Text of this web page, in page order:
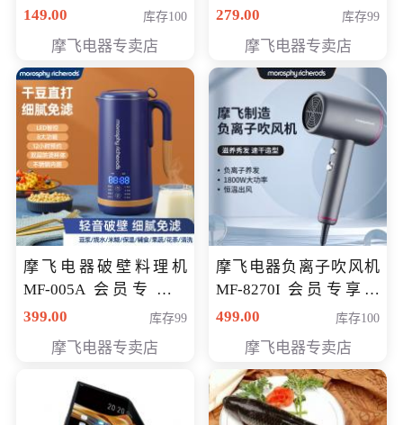
98元
149.00 库存100
摩飞电器专卖店
热按摩围脖） 会员专享
279.00 库存99
摩飞电器专卖店
摩飞电器破壁料理机
MF-005A 会员专享价
198元
399.00 库存99
摩飞电器专卖店
摩飞电器负离子吹风机
MF-8270I 会员专享价
369元
499.00 库存100
摩飞电器专卖店